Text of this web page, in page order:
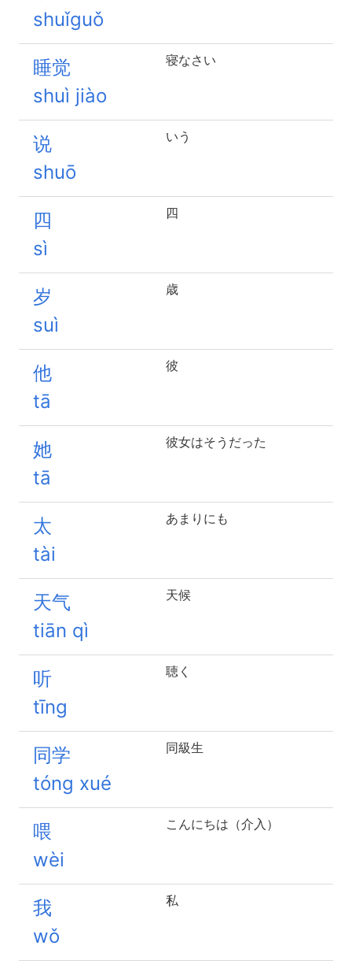
shuǐguǒ
睡觉
shuì jiào
寝なさい
说
shuō
いう
四
sì
四
岁
suì
歳
他
tā
彼
她
tā
彼女はそうだった
太
tài
あまりにも
天气
tiān qì
天候
听
tīng
聴く
同学
tóng xué
同級生
喂
wèi
こんにちは（介入）
我
wǒ
私